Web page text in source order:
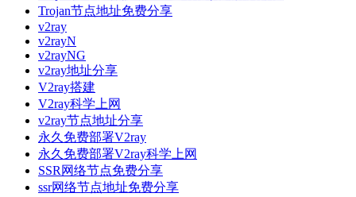
Trojan节点地址免费分享
v2ray
v2rayN
v2rayNG
v2ray地址分享
V2ray搭建
V2ray科学上网
v2ray节点地址分享
永久免费部署V2ray
永久免费部署V2ray科学上网
SSR网络节点免费分享
ssr网络节点地址免费分享